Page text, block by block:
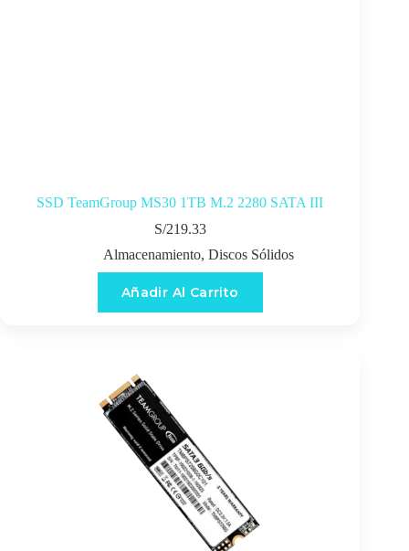
SSD TeamGroup MS30 1TB M.2 2280 SATA III
S/219.33
Almacenamiento, Discos Sólidos
Añadir Al Carrito